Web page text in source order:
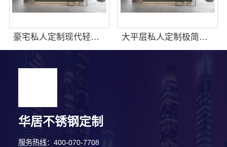
豪宅私人定制现代轻奢流程，江苏东钢金属家居有限公司详解 大平层私人定制极简踢脚线评测，江苏东钢金属家居有限公司
华居不锈钢定制
服务热线：400-070-7708